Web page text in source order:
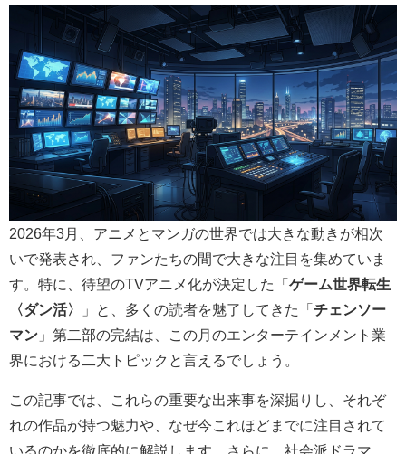
2026年3月、アニメとマンガの世界では大きな動きが相次
いで発表され、ファンたちの間で大きな注目を集めていま
す。特に、待望のTVアニメ化が決定した「ゲーム世界転生
〈ダン活〉
」と、多くの読者を魅了してきた「チェンソー
マン 」第二部の完結は、この月のエンターテインメント業
界における二大トピックと言えるでしょう。
この記事では、これらの重要な出来事を深掘りし、それぞ
れの作品が持つ魅力や、なぜ今これほどまでに注目されて
いるのかを徹底的に解説します。さらに、社会派ドラマ